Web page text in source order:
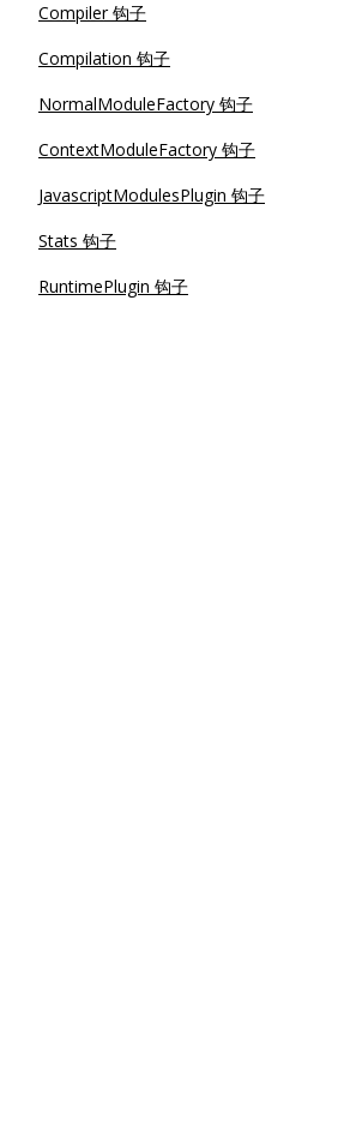
Compiler 钩子
Compilation 钩子
NormalModuleFactory 钩子
ContextModuleFactory 钩子
JavascriptModulesPlugin 钩子
Stats 钩子
RuntimePlugin 钩子